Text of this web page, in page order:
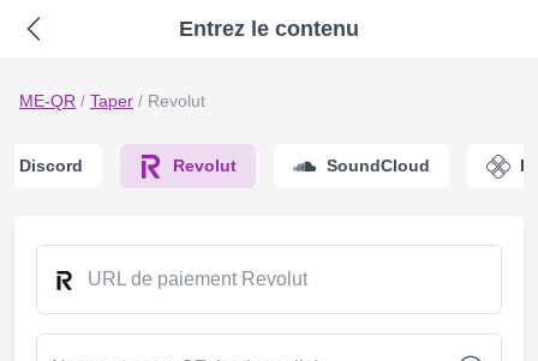
Entrez le contenu
ME-QR / Taper / Revolut
Discord Revolut SoundCloud
URL de paiement Revolut